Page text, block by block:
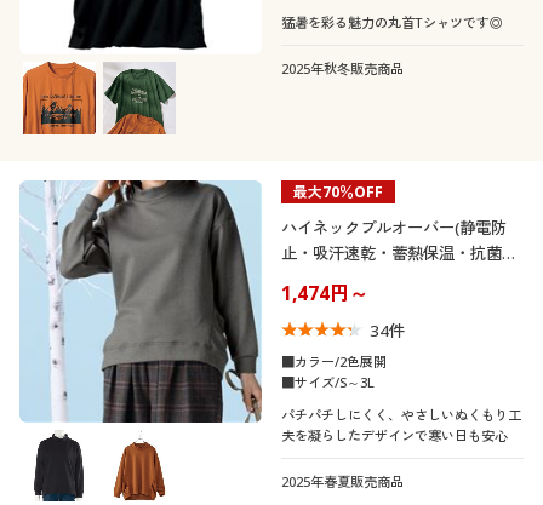
猛暑を彩る魅力の丸首Tシャツです◎
2025年秋冬販売商品
最大70％OFF
ハイネックプルオーバー(静電防
止・吸汗速乾・蓄熱保温・抗菌防
1,474円～
34件
■カラー/2色展開
■サイズ/S～3L
パチパチしにくく、やさしいぬくもり工
夫を凝らしたデザインで寒い日も安心
2025年春夏販売商品